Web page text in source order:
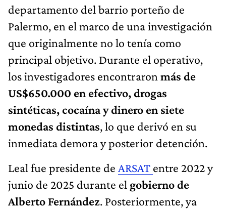
departamento del barrio porteño de
Palermo, en el marco de una investigación
que originalmente no lo tenía como
principal objetivo. Durante el operativo,
los investigadores encontraron más de
US$650.000 en efectivo, drogas
sintéticas, cocaína y dinero en siete
monedas distintas, lo que derivó en su
inmediata demora y posterior detención.
Leal fue presidente de ARSAT entre 2022 y
junio de 2025 durante el gobierno de
Alberto Fernández. Posteriormente, ya